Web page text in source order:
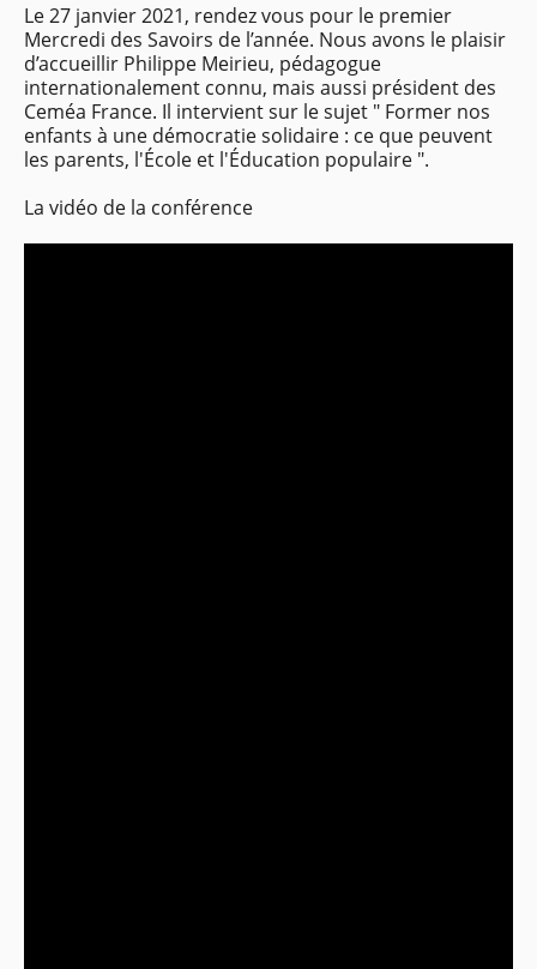
Le 27 janvier 2021, rendez vous pour le premier
Mercredi des Savoirs de l’année. Nous avons le plaisir
d’accueillir Philippe Meirieu, pédagogue
internationalement connu, mais aussi président des
Ceméa France. Il intervient sur le sujet " Former nos
enfants à une démocratie solidaire : ce que peuvent
les parents, l'École et l'Éducation populaire ".
La vidéo de la conférence